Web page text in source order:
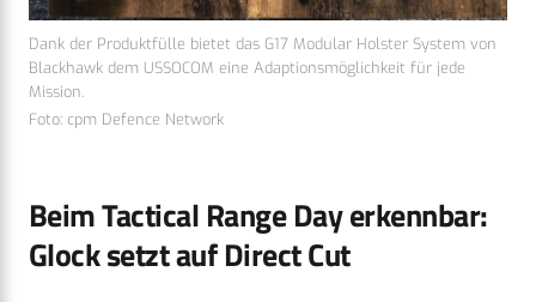
Dank der Produktfülle bietet das G17 Modular Holster System von
Blackhawk dem USSOCOM eine Adaptionsmöglichkeit für jede
Mission.
Foto: cpm Defence Network
Beim Tactical Range Day erkennbar:
Glock setzt auf Direct Cut